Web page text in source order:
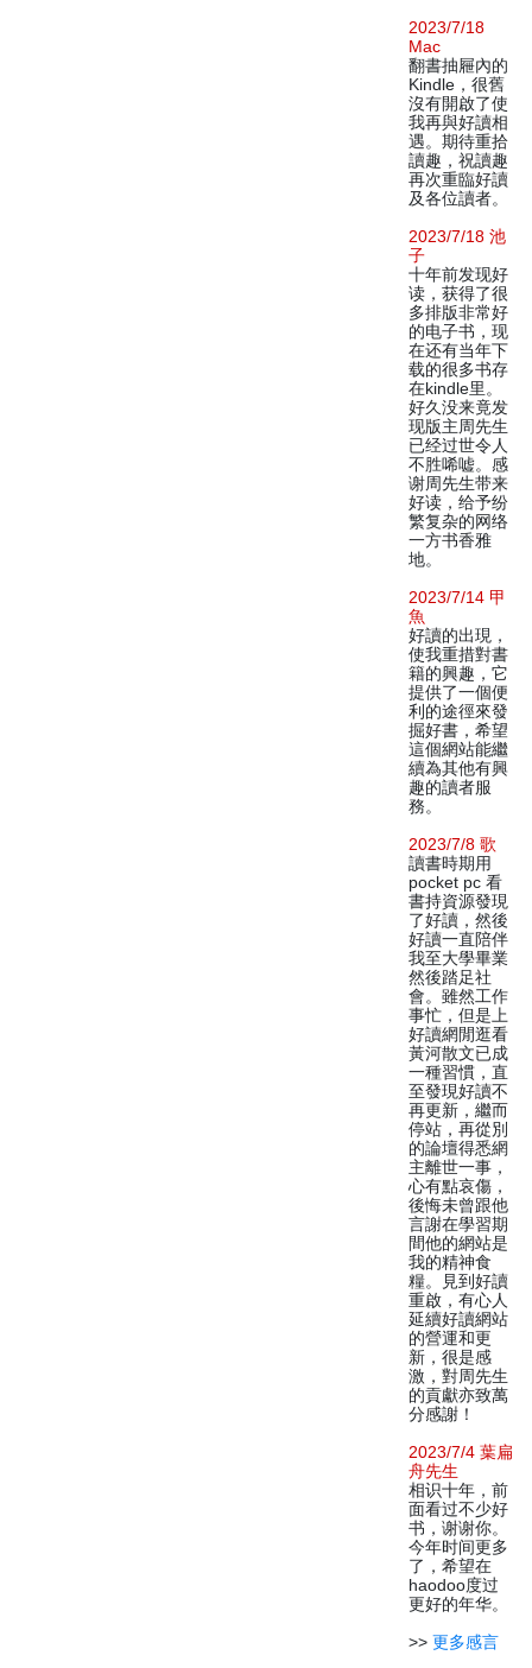
2023/7/18
Mac
翻書抽屜內的
Kindle，很舊
沒有開啟了使
我再與好讀相
遇。期待重拾
讀趣，祝讀趣
再次重臨好讀
及各位讀者。
2023/7/18 池
子
十年前发现好
读，获得了很
多排版非常好
的电子书，现
在还有当年下
载的很多书存
在kindle里。
好久没来竟发
现版主周先生
已经过世令人
不胜唏嘘。感
谢周先生带来
好读，给予纷
繁复杂的网络
一方书香雅
地。
2023/7/14 甲
魚
好讀的出現，
使我重措對書
籍的興趣，它
提供了一個便
利的途徑來發
掘好書，希望
這個網站能繼
續為其他有興
趣的讀者服
務。
2023/7/8 歌
讀書時期用
pocket pc 看
書持資源發現
了好讀，然後
好讀一直陪伴
我至大學畢業
然後踏足社
會。雖然工作
事忙，但是上
好讀網閒逛看
黃河散文已成
一種習慣，直
至發現好讀不
再更新，繼而
停站，再從別
的論壇得悉網
主離世一事，
心有點哀傷，
後悔未曾跟他
言謝在學習期
間他的網站是
我的精神食
糧。見到好讀
重啟，有心人
延續好讀網站
的營運和更
新，很是感
激，對周先生
的貢獻亦致萬
分感謝！
2023/7/4 葉扁
舟先生
相识十年，前
面看过不少好
书，谢谢你。
今年时间更多
了，希望在
haodoo度过
更好的年华。
>> 更多感言